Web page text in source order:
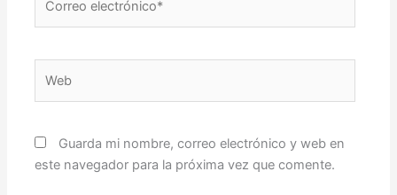
electrónico*
Guarda mi nombre, correo electrónico y web en
este navegador para la próxima vez que comente.